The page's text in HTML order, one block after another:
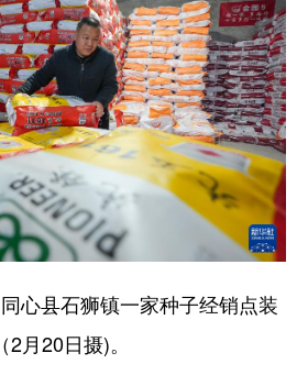
县石狮镇一家种子经销点装
2月20日摄)。